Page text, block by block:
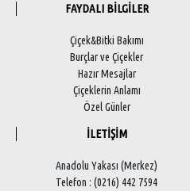
FAYDALI BİLGİLER
Çiçek&Bitki Bakımı
Burçlar ve Çiçekler
Hazır Mesajlar
Çiçeklerin Anlamı
Özel Günler
İLETİŞİM
Anadolu Yakası (Merkez)
Telefon : (0216) 442 7594